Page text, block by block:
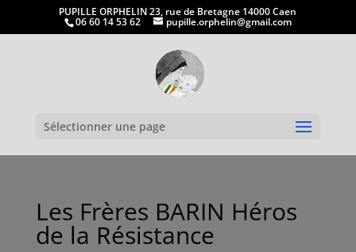
PUPILLE ORPHELIN 23, rue de Bretagne 14000 Caen
06 60 14 53 62 pupille.orphelin@gmail.com
Sélectionner une page
Les Frères BARIN Héros
de la Résistance